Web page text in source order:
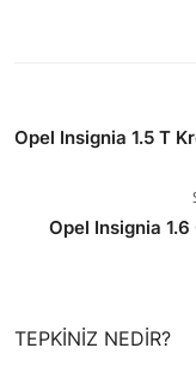
Opel Insignia 1.5 T
Opel Insignia 1.6
TEPKINIZ NEDIR?